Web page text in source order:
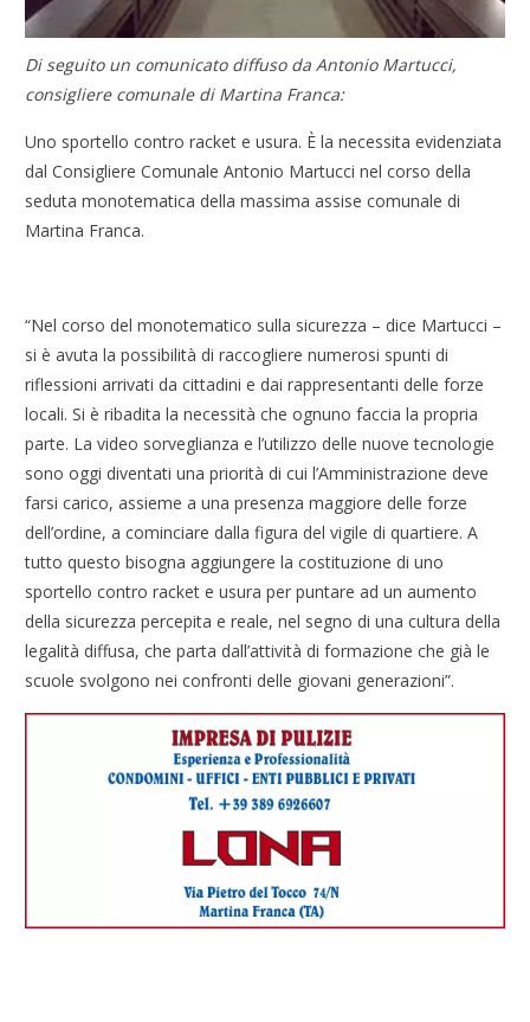
Di seguito un comunicato diffuso da Antonio Martucci,
consigliere comunale di Martina Franca:
Uno sportello contro racket e usura. È la necessita evidenziata
dal Consigliere Comunale Antonio Martucci nel corso della
seduta monotematica della massima assise comunale di
Martina Franca.
“Nel corso del monotematico sulla sicurezza – dice Martucci –
si è avuta la possibilità di raccogliere numerosi spunti di
riflessioni arrivati da cittadini e dai rappresentanti delle forze
locali. Si è ribadita la necessità che ognuno faccia la propria
parte. La video sorveglianza e l’utilizzo delle nuove tecnologie
sono oggi diventati una priorità di cui l’Amministrazione deve
farsi carico, assieme a una presenza maggiore delle forze
dell’ordine, a cominciare dalla figura del vigile di quartiere. A
tutto questo bisogna aggiungere la costituzione di uno
sportello contro racket e usura per puntare ad un aumento
della sicurezza percepita e reale, nel segno di una cultura della
legalità diffusa, che parta dall’attività di formazione che già le
scuole svolgono nei confronti delle giovani generazioni”.